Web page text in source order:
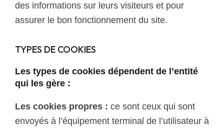
des informations sur leurs visiteurs et pour
assurer le bon fonctionnement du site.
TYPES DE COOKIES
Les types de cookies dépendent de l’entité
qui les gère :
Les cookies propres : ce sont ceux qui sont
envoyés à l’équipement terminal de l’utilisateur à